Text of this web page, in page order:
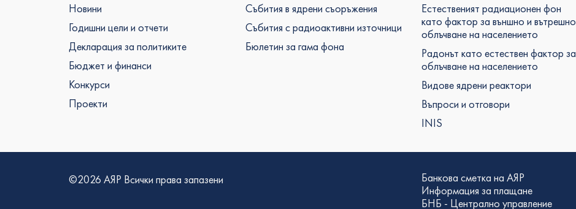
Новини
Годишни цели и отчети
Декларация за политиките
Бюджет и финанси
Конкурси
Проекти
Събития в ядрени съоръжения
Събития с радиоактивни източници
Бюлетин за гама фона
Естественият радиационен фон
като фактор за външно и вътрешно
облъчване на населението
Радонът като естествен фактор за
облъчване на населението
Видове ядрени реактори
Въпроси и отговори
INIS
©2026 АЯР Всички права запазени
Банкова сметка на АЯР
Информация за плащане
БНБ - Централно управление